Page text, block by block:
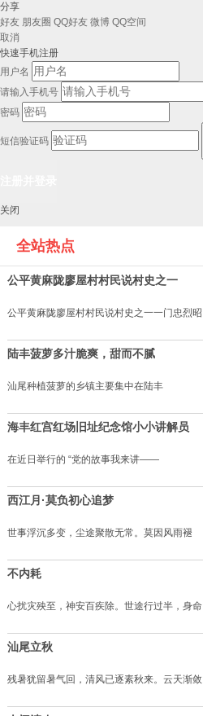
分享
好友 朋友圈 QQ好友 微博 QQ空间
取消
快速手机注册
用户名
请输入手机号
密码
短信验证码
关闭
全站热点
公平黄麻陇廖屋村村民说村史之一
公平黄麻陇廖屋村村民说村史之一一门忠烈昭
陆丰菠萝多汁脆爽，甜而不腻
汕尾种植菠萝的乡镇主要集中在陆丰
海丰红宫红场旧址纪念馆小小讲解员
在近日举行的 “党的故事我来讲——
西江月·莫负初心追梦
世事浮沉多变，尘途聚散无常。莫因风雨褪
不内耗
心扰灾殃至，神安百疾除。世途行过半，身命
汕尾立秋
残暑犹留暑气回，清风已逐素秋来。云天渐敛